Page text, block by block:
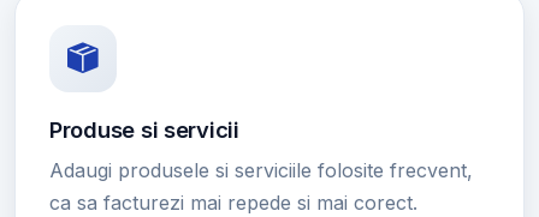
Produse si servicii
Adaugi produsele si serviciile folosite frecvent,
ca sa facturezi mai repede si mai corect.